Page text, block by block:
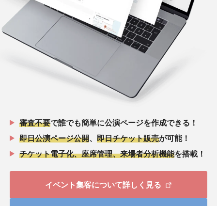
審査不要で誰でも簡単に公演ページを作成できる！
即日公演ページ公開
即日チケット販売が可能！
チケット電子化、座席管理、来場者分析機能を搭載！
イベント集客について詳しく見る